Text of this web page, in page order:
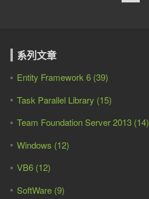
系列文章
Entity Framework 6 (39)
Task Parallel Library (15)
Team Foundation Server 2013 (14)
Windows (12)
VB6 (12)
SoftWare (9)